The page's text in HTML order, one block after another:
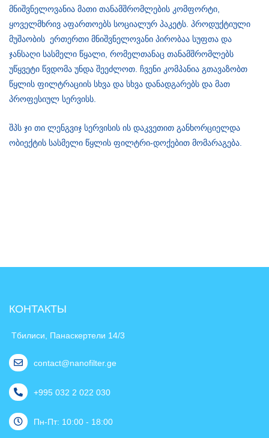
მნიშვნელოვანია მათი თანამშრომლების კომფორტი,
ყოველმხრივ აფართოებს სოციალურ პაკეტს. პროდუქტიული
მუშაობის ერთერთი მნიშვნელოვანი პირობაა სუფთა და
ჯანსაღი სასმელი წყალი, რომელთანაც თანამშრომლებს
უწყვეტი წვდომა უნდა შეეძლოთ. ჩვენი კომპანია გთავაზობთ
წყლის ფილტრაციის სხვა და სხვა დანადგარებს და მათ
პროფესიულ სერვისს.
შპს ჯი თი ლენგვიჯ სერვისის ის დაკვეთით განხორციელდა
ობიექტის სასმელი წყლის ფილტრი-დოქებით მომარაგება.
КОНТАКТЫ
Тбилиси, Панаскертели 14/3
contact@nanofilter.ge
+995 032 2 022 030
Пн-Пт: 10:00 - 18:00